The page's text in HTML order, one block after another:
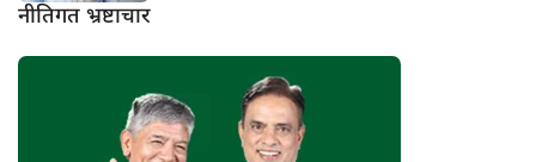
नीतिगत भ्रष्टाचार